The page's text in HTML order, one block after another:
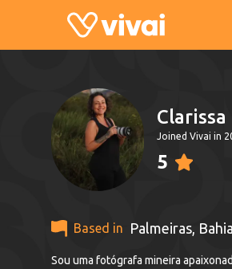
Clarissa
Joined Vivai in
5
Based in Palmeiras, Bahia
Sou uma fotógrafa mineira